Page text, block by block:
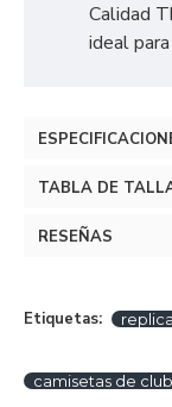
Calidad
ideal
TABLA DE
RESEÑAS
Etiquetas:
camisetas de